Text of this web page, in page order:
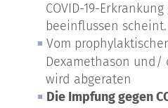
COVID-19-
beeinflussen scheint.
Vom
Dexamethason
wird abgeraten
Die Impfung gegen